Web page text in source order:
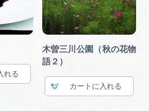
木曽三川公園（秋の花物
語２）
カート